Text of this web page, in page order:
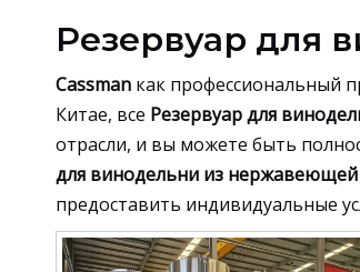
Резервуар для
Cassman как профессиональный
Китае, все Резервуар для
отрасли, и вы можете быть
для винодельни из нержавеющей
предоставить индивидуальные